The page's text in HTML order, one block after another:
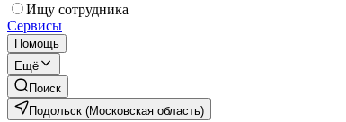
Ищу сотрудника
Сервисы
Помощь
Ещё
Поиск
Подольск (Московская область)